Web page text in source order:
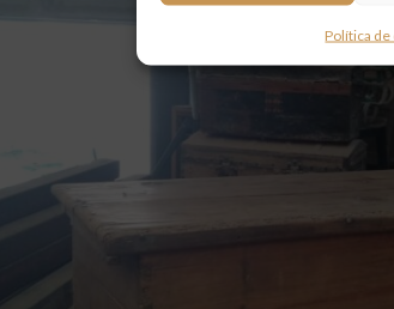
Política